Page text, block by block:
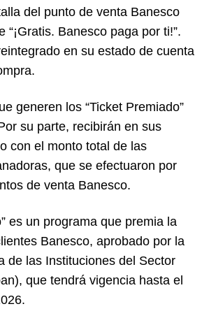
del punto de venta Banesco
“¡Gratis. Banesco paga por ti!”.
en su estado de cuenta
generen los “Ticket Premiado”
su parte, recibirán en sus
con el monto total de las
que se efectuaron por
de venta Banesco.
es un programa que premia la
Banesco, aprobado por la
de las Instituciones del Sector
que tendrá vigencia hasta el